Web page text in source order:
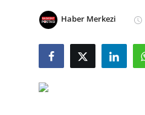
Haber Merkezi